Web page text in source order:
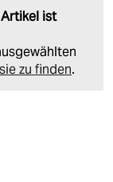
ist
zu finden.